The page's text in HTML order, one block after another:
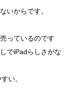
いからです。
っているのです
でiPadらしさがな
い。